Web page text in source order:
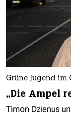
Grüne Jugend im
„Die Ampel
Timon Dzienus